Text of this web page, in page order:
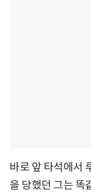
바로 앞 타석에서
을 당했던 그는 똑